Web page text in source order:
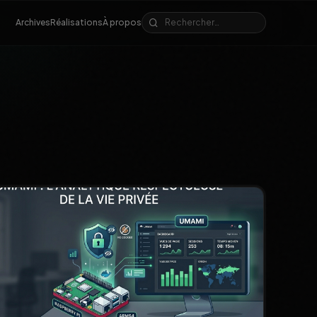
ArchivesRéalisationsÀ propos